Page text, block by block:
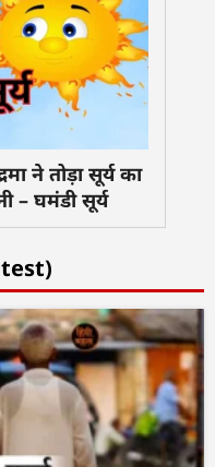
ने तोड़ा सूर्य का
– घमंडी सूर्य